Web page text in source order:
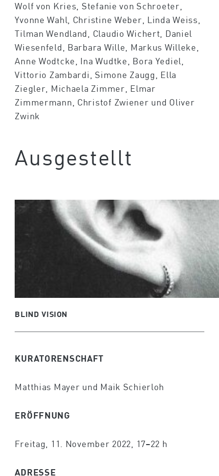
Wolf von Kries, Stefanie von Schroeter,
Yvonne Wahl, Christine Weber, Linda Weiss,
Tilman Wendland, Claudio Wichert, Daniel
Wiesenfeld, Barbara Wille, Markus Willeke,
Anne Wodtcke, Ina Wudtke, Bora Yediel,
Vittorio Zambardi, Simone Zaugg, Ella
Ziegler, Michaela Zimmer, Elmar
Zimmermann, Christof Zwiener und Oliver
Zwink
Ausgestellt
BLIND VISION
KURATORENSCHAFT
Matthias Mayer und Maik Schierloh
ERÖFFNUNG
Freitag, 11. November 2022, 17–22 h
ADRESSE